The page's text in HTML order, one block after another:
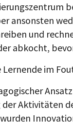
ansonsten
und
abkocht,
Lernende im
der Aktivitäten